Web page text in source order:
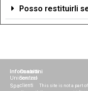
Posso restituirli
Informazioni
Unicontrol
Spa
Contatti
Servizio
clienti
This site is not a part